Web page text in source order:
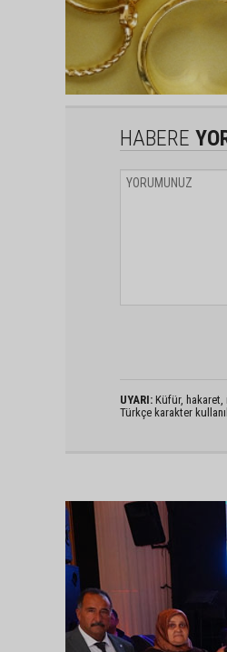
HABERE
UYARI: Küfür, hakaret,
Türkçe karakter